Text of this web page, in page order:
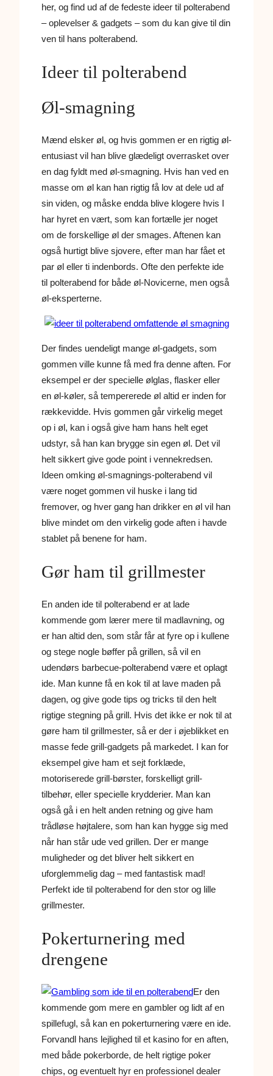
her, og find ud af de fedeste ideer til polterabend
– oplevelser & gadgets – som du kan give til din
ven til hans polterabend.
Ideer til polterabend
Øl-smagning
Mænd elsker øl, og hvis gommen er en rigtig øl-
entusiast vil han blive glædeligt overrasket over
en dag fyldt med øl-smagning. Hvis han ved en
masse om øl kan han rigtig få lov at dele ud af
sin viden, og måske endda blive klogere hvis I
har hyret en vært, som kan fortælle jer noget
om de forskellige øl der smages. Aftenen kan
også hurtigt blive sjovere, efter man har fået et
par øl eller ti indenbords. Ofte den perfekte ide
til polterabend for både øl-Novicerne, men også
øl-eksperterne.
Der findes uendeligt mange øl-gadgets, som
gommen ville kunne få med fra denne aften. For
eksempel er der specielle ølglas, flasker eller
en øl-køler, så tempererede øl altid er inden for
rækkevidde. Hvis gommen går virkelig meget
op i øl, kan i også give ham hans helt eget
udstyr, så han kan brygge sin egen øl. Det vil
helt sikkert give gode point i vennekredsen.
Ideen omking øl-smagnings-polterabend vil
være noget gommen vil huske i lang tid
fremover, og hver gang han drikker en øl vil han
blive mindet om den virkelig gode aften i havde
stablet på benene for ham.
Gør ham til grillmester
En anden ide til polterabend er at lade
kommende gom lærer mere til madlavning, og
er han altid den, som står får at fyre op i kullene
og stege nogle bøffer på grillen, så vil en
udendørs barbecue-polterabend være et oplagt
ide. Man kunne få en kok til at lave maden på
dagen, og give gode tips og tricks til den helt
rigtige stegning på grill. Hvis det ikke er nok til at
gøre ham til grillmester, så er der i øjeblikket en
masse fede grill-gadgets på markedet. I kan for
eksempel give ham et sejt forklæde,
motoriserede grill-børster, forskelligt grill-
tilbehør, eller specielle krydderier. Man kan
også gå i en helt anden retning og give ham
trådløse højtalere, som han kan hygge sig med
når han står ude ved grillen. Der er mange
muligheder og det bliver helt sikkert en
uforglemmelig dag – med fantastisk mad!
Perfekt ide til polterabend for den stor og lille
grillmester.
Pokerturnering med
drengene
Er den
kommende gom mere en gambler og lidt af en
spillefugl, så kan en pokerturnering være en ide.
Forvandl hans lejlighed til et kasino for en aften,
med både pokerborde, de helt rigtige poker
chips, og eventuelt hyr en professionel dealer